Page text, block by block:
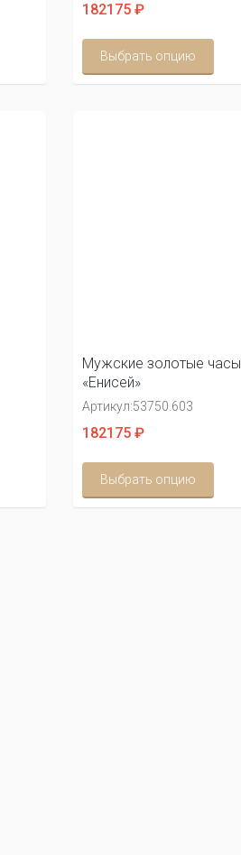
182175 ₽
Выбрать опцию
Мужские золотые часы
«Енисей»
Артикул:53750.603
182175 ₽
Выбрать опцию